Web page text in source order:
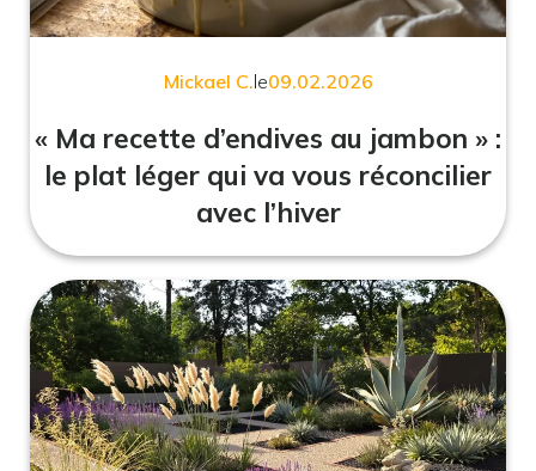
Mickael C.le09.02.2026
« Ma recette d’endives au jambon » :
le plat léger qui va vous réconcilier
avec l’hiver